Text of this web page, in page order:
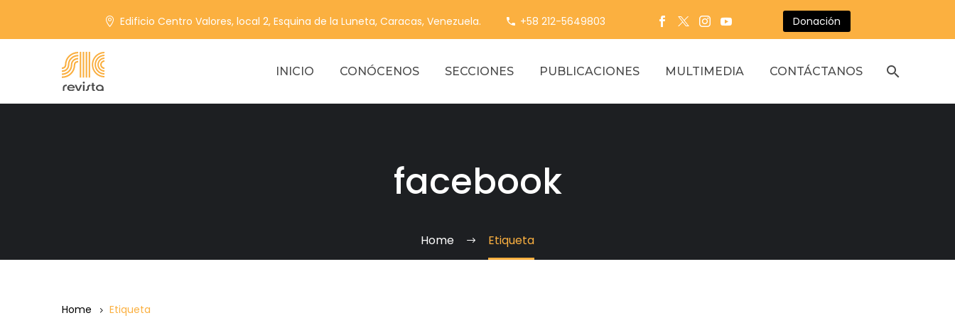
Edificio Centro Valores, local 2, Esquina de la Luneta, Caracas, Venezuela. +58 212-5649803 Donación
INICIO CONÓCENOS SECCIONES PUBLICACIONES MULTIMEDIA CONTÁCTANOS
facebook
Home Etiqueta
Home Etiqueta